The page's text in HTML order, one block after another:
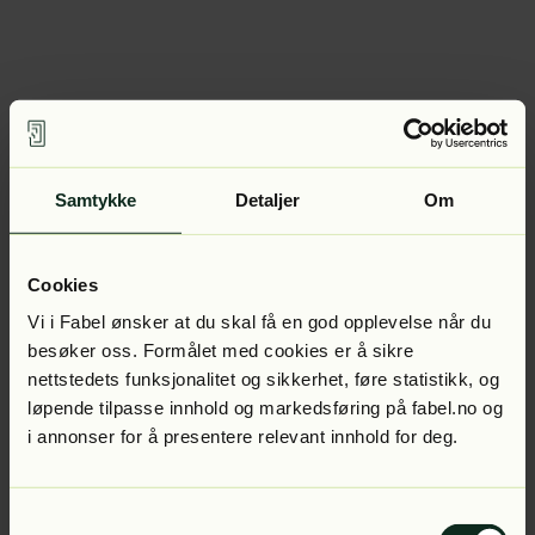
Samtykke Detaljer Om
Cookies
Vi i Fabel ønsker at du skal få en god opplevelse når du
besøker oss. Formålet med cookies er å sikre
nettstedets funksjonalitet og sikkerhet, føre statistikk, og
løpende tilpasse innhold og markedsføring på fabel.no og
i annonser for å presentere relevant innhold for deg.